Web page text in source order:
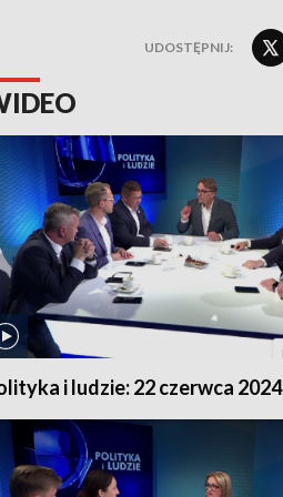
UDOSTĘPNIJ:
i ludzie: 22 czerwca 2024